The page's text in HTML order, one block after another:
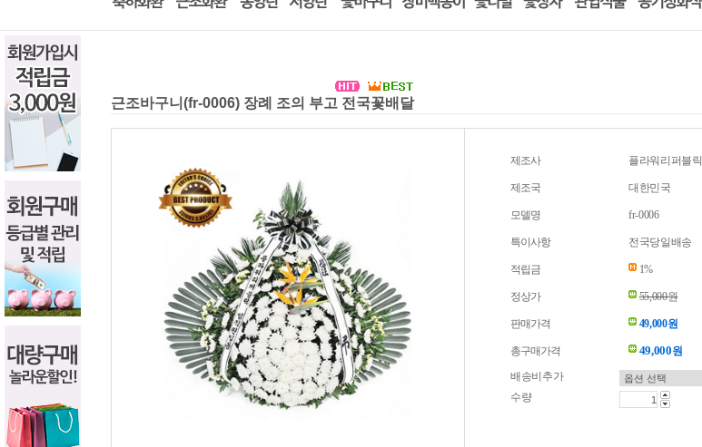
근조바구니(fr-0006) 장례 조의 부고 전국꽃배달
제조사 플라워리퍼블릭
제조국 대한민국
모델명 fr-0006
특이사항 전국당일배송
적립금 1%
정상가 55,000원
판매가격 49,000원
총구매가격 49,000원
배송비추가
수량